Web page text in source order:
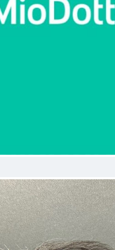
professionale,
sempre messo a
della visita, e
e al seno.